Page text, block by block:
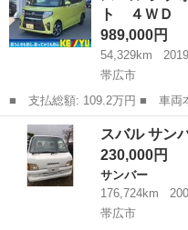
ックカメ...
ト ４ＷＤ
989,000円
54,329km
帯広市
■ 支払総額: 109.2万円 ■ 車両本体価格： 989,000 円 ■ メーカー
名： スバル ■ 車種名： シフ
Ｒ スマートアシスト ４Ｗ
両側電動スラ...
北海道 帯広市 スバル
スバル サン
230,000円
サンバー
176,724km
帯広市